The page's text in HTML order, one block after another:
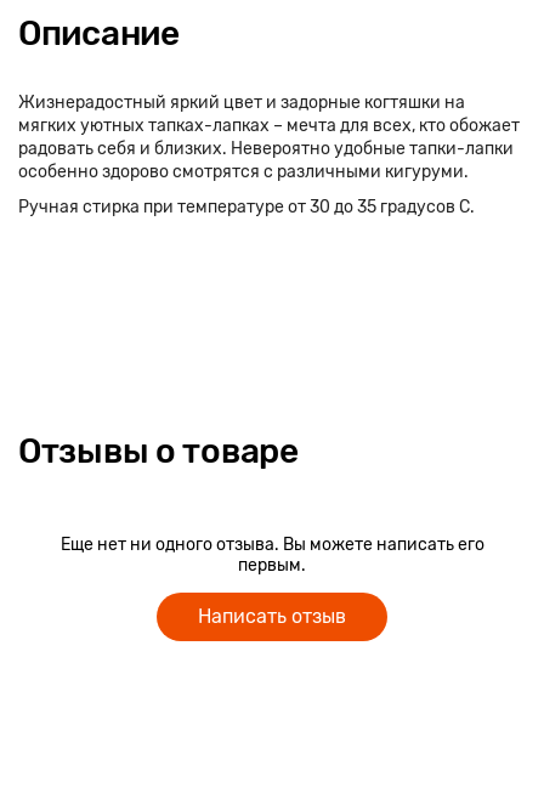
Описание
Жизнерадостный яркий цвет и задорные когтяшки на
мягких уютных тапках-лапках – мечта для всех, кто обожает
радовать себя и близких. Невероятно удобные тапки-лапки
особенно здорово смотрятся с различными кигуруми.
Ручная стирка при температуре от 30 до 35 градусов С.
Отзывы о товаре
Еще нет ни одного отзыва. Вы можете написать его
первым.
Написать отзыв